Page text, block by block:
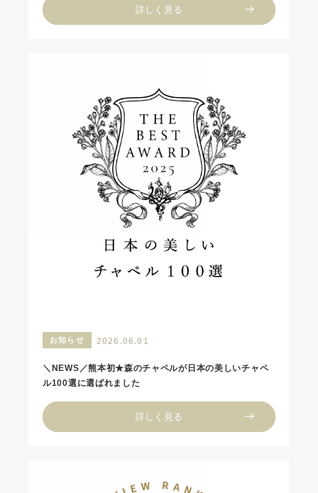
詳しく見る
お知らせ 2026.06.01
＼NEWS／熊本初★森のチャペルが日本の美しいチャペ
ル100選に選ばれました
詳しく見る